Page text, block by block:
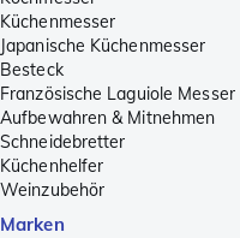
Küchenmesser
Japanische Küchenmesser
Besteck
Französische Laguiole Messer
Aufbewahren & Mitnehmen
Schneidebretter
Küchenhelfer
Weinzubehör
Marken